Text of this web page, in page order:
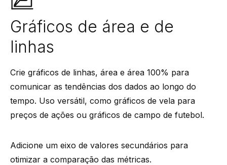
Gráficos de área e de
linhas
Crie gráficos de linhas, área e área 100% para
comunicar as tendências dos dados ao longo do
tempo. Uso versátil, como gráficos de vela para
preços de ações ou gráficos de campo de futebol.
Adicione um eixo de valores secundários para
otimizar a comparação das métricas.